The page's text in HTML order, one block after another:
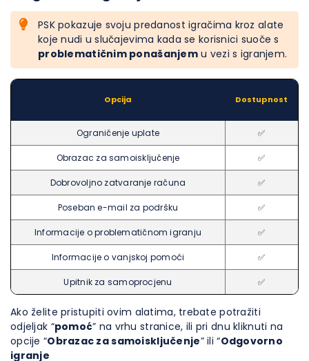
PSK pokazuje svoju predanost igračima kroz alate
koje nudi u slučajevima kada se korisnici suoče s
problematičnim ponašanjem u vezi s igranjem.
Opcija Dostupnost
Ograničenje uplate ✅
Obrazac za samoisključenje ✅
Dobrovoljno zatvaranje računa ✅
Poseban e-mail za podršku ✅
Informacije o problematičnom igranju ✅
Informacije o vanjskoj pomoći ✅
Upitnik za samoprocjenu ✅
Ako želite pristupiti ovim alatima, trebate potražiti
odjeljak “pomoć” na vrhu stranice, ili pri dnu kliknuti na
opcije “Obrazac za samoisključenje” ili “Odgovorno
igranje